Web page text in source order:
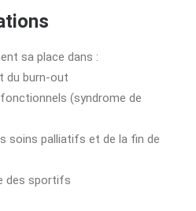
sa place dans :
du burn-out
(syndrome de
soins palliatifs et de la fin de
des sportifs